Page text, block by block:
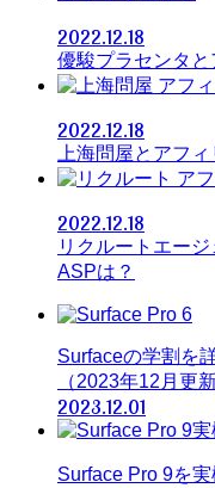
2022.12.18
優駿プラセンタ
アフ
2022.12.18
上海問屋とアフ
ア
2022.12.18
リクルートエー
ASPは？
Surfaceの学割を
（2023年12月更新
2023.12.01
Surface Pro 9を